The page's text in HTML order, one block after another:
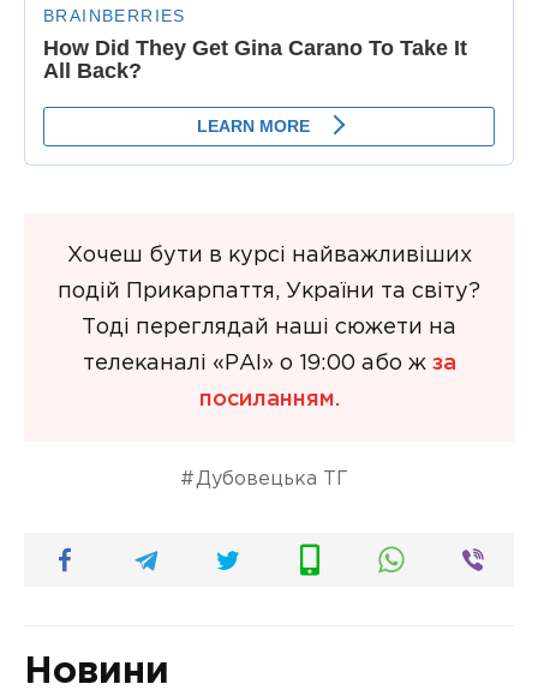
Хочеш бути в курсі найважливіших
подій Прикарпаття, України та світу?
Тоді переглядай наші сюжети на
телеканалі «РАІ» о 19:00 або ж за
посиланням.
Дубовецька ТГ
Новини